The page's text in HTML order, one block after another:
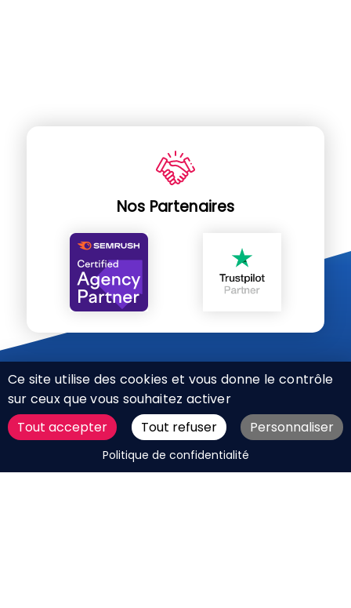
DEMANDER UN DEVIS
Nos Partenaires
CHARTE RÉSEAUX SOCIAUX
MENTIONS LÉGALES
Ce site utilise des cookies et vous donne le contrôle
sur ceux que vous souhaitez activer
Tout accepter
Tout refuser Personnaliser
Politique de confidentialité